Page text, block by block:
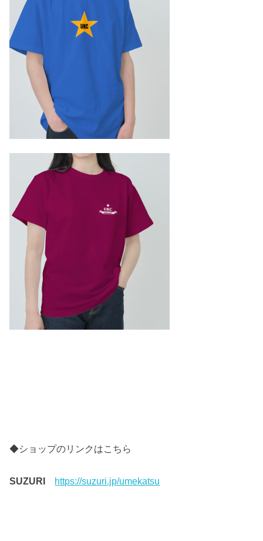
◆ショップのリンクはこちら
SUZURI https://suzuri.jp/umekatsu